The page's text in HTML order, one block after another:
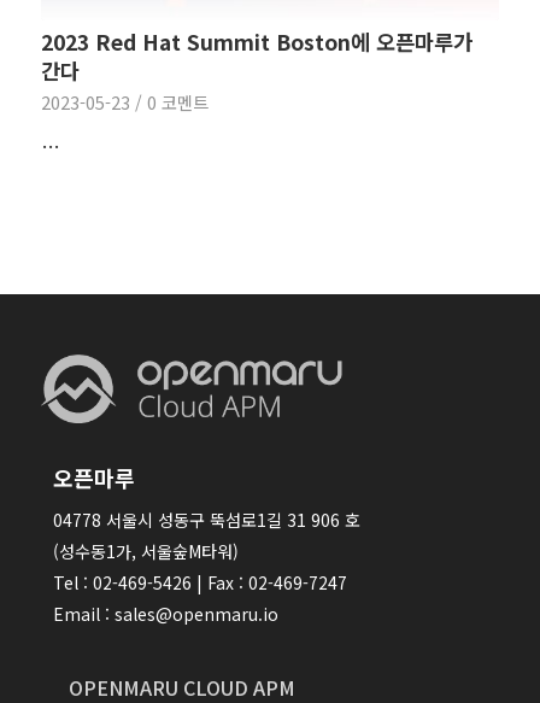
2023 Red Hat Summit Boston에 오픈마루가
간다
2023-05-23 / 0 코멘트
…
오픈마루
04778 서울시 성동구 뚝섬로1길 31 906 호
(성수동1가, 서울숲M타워)
Tel : 02-469-5426 | Fax : 02-469-7247
Email : sales@openmaru.io
OPENMARU CLOUD APM